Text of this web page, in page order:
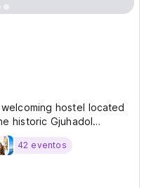
hostel located
historic Gjuhadol
city’s best cafés, bars,
Shkodër is one of
42 eventos